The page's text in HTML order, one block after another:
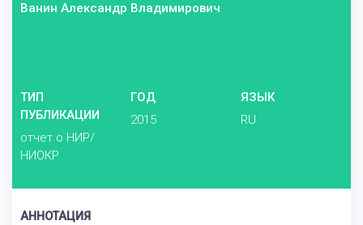
Ванин Александр Владимирович
ТИП
ПУБЛИКАЦИИ
отчет о НИР/
НИОКР
ГОД
2015
ЯЗЫК
RU
АННОТАЦИЯ